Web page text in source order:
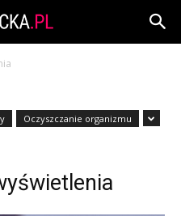
Oczyszczanie organizmu